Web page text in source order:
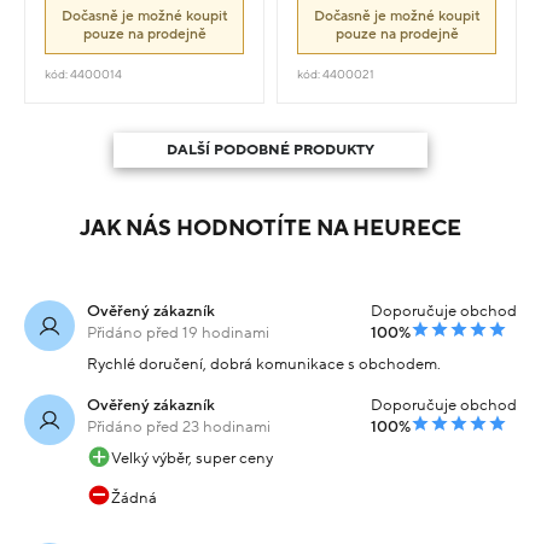
Dočasně je možné koupit
pouze na prodejně
kód: 4400014
Dočasně je možné koupit
pouze na prodejně
kód: 4400021
DALŠÍ PODOBNÉ PRODUKTY
JAK NÁS HODNOTÍTE NA HEURECE
Ověřený zákazník
Přidáno před 19 hodinami
Doporučuje obchod
100%
Rychlé doručení, dobrá komunikace s obchodem.
Ověřený zákazník
Přidáno před 23 hodinami
Doporučuje obchod
100%
Velký výběr, super ceny
Žádná